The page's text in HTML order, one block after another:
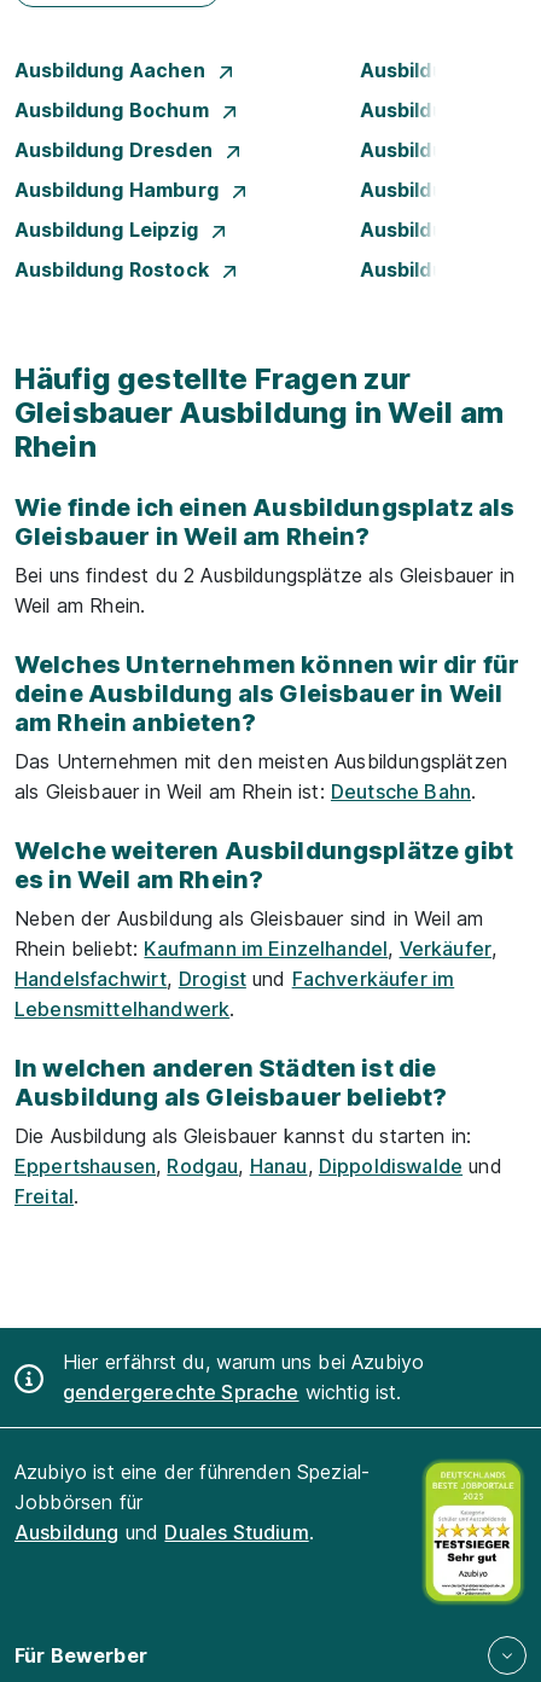
Ausbildung Aachen
Ausbildung
Ausbildung Bochum
Ausbildung Bonn
Ausbildung Dresden
Ausbildung
Ausbildung Hamburg
Ausbildung
Ausbildung Leipzig
Ausbildung
Ausbildung Rostock
Ausbildung
Häufig gestellte Fragen zur
Gleisbauer Ausbildung in Weil am
Rhein
Wie finde ich einen Ausbildungsplatz als
Gleisbauer in Weil am Rhein?
Bei uns findest du 2 Ausbildungsplätze als Gleisbauer in
Weil am Rhein.
Welches Unternehmen können wir dir für
deine Ausbildung als Gleisbauer in Weil
am Rhein anbieten?
Das Unternehmen mit den meisten Ausbildungsplätzen
als Gleisbauer in Weil am Rhein ist: Deutsche Bahn.
Welche weiteren Ausbildungsplätze gibt
es in Weil am Rhein?
Neben der Ausbildung als Gleisbauer sind in Weil am
Rhein beliebt: Kaufmann im Einzelhandel, Verkäufer,
Handelsfachwirt, Drogistund Fachverkäufer im
Lebensmittelhandwerk.
In welchen anderen Städten ist die
Ausbildung als Gleisbauer beliebt?
Die Ausbildung als Gleisbauer kannst du starten in:
Eppertshausen, Rodgau, Hanau, Dippoldiswalde und
Freital.
Hier erfährst du, warum uns bei Azubiyo
gendergerechte Sprache wichtig ist.
Azubiyo ist eine der führenden Spezial-
Jobbörsen für
Ausbildung und Duales Studium.
Für Bewerber